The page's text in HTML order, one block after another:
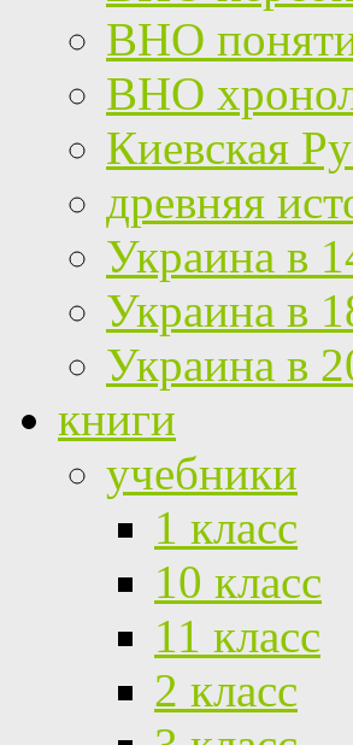
ВНО
ВНО
Киевская
древняя
Украина в
Украина в
Украина в
книги
учебники
1 класс
10 класс
11 класс
2 класс